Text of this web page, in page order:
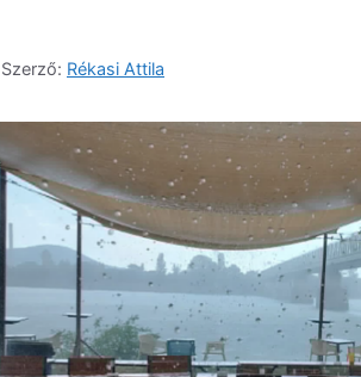
Szerző: Rékasi Attila